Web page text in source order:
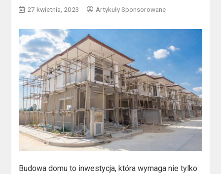
27 kwietnia, 2023 Artykuły Sponsorowane
Budowa domu to inwestycja, która wymaga nie tylko